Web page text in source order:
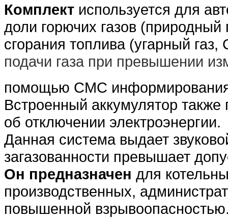
Комплект используется для
доли горючих газов
сгорания топлива (угарный
подачи газа при превышении
помощью СМС
Встроенный аккумулятор
об отключении электроэнергии.
Данная система выдает
загазованности превышает
Он предназначен для
производственных,
повышенной